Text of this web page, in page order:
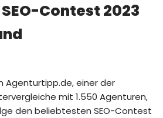
Contest 2023
Agenturtipp.de, einer der
mit 1.550 Agenturen,
den beliebtesten SEO-Contest